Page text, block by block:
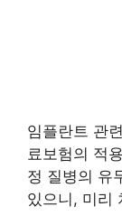
임플란트 관
료보험의 적
정 질병의 유
있으니, 미리